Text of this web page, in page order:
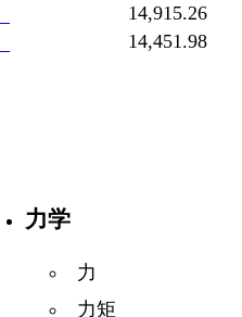
14,915.26
14,451.98
力学
力
力矩